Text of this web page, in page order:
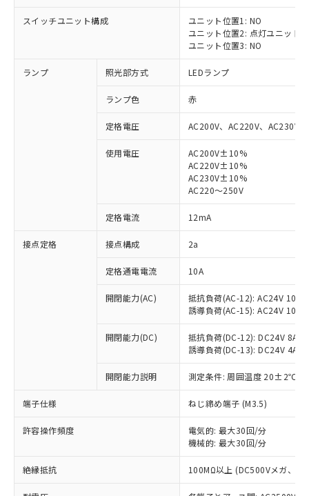
スイッチユニット構成
ユニット位置1: NO
ユニット位置2: 点灯ユニット
ユニット位置3: NO
ランプ 照光部方式 LEDランプ
ランプ色 赤
定格電圧 AC200V、AC220V、AC230V
使用電圧
AC200V±10%
AC220V±10%
AC230V±10%
AC220～250V
定格電流 12mA
接点定格 接点構成 2a
定格通電電流 10A
開閉能力(AC)
抵抗負荷(AC-12): AC24V 10A/
誘導負荷(AC-15): AC24V
開閉能力(DC)
抵抗負荷(DC-12): DC24V 8A/
誘導負荷(DC-13): DC24V 4A/
開閉能力説明 測定条件: 周囲温度 20±2℃、
端子仕様 ねじ締め端子 (M3.5)
許容操作頻度
電気的: 最大30回/分
機械的: 最大30回/分
絶縁抵抗 100MΩ以上 (DC500Vメガ、点
以下の条件をお読みいただき、同意のうえ
本サービスは、当社制御機器事業取扱
商品の当社在庫状況および標準価格
(税抜)を提供させていただくもので
本サービスの対象外となる商品もある
ことをご了承ください。
在庫状況および標準価格照会結果は、
記載している更新日時点での社内デー
タに基づき作成されるものであり、閲
覧された時点での実際の在庫および標
対応済み：EU RoHS指令（10物質）の
非含有に対応した製品が提供可能な商品で
対応予定：EU RoHS指令（10物質）の非含
有に対応した製品に切り替える予定のある
対応予定なし：EU RoHS指令（10物質）の
非含有に非対応の商品で、対応品を出す予
調査・確認中：EU RoHS指令（10物質）の
非含有の対応状況を調査中または確認中の
非該当品：ライセンス料など無形物で、有
害物質有無と関係のない商品です。
仕入先様の事情により、非含有部品として
いたものが、含有品と判明した場合などや
むを得ず変更することがあります。
鉛(Pb) 1000ppm以下、 水銀(Hg) 1000ppm以下、 カド
六価クロム(Cr(Ⅵ)) 1000ppm以下、ポリ臭化ビフェニル
※1 中国RoHS○×表
「○」：最大均質材料含有率が中国RoHSの
基準値以下であることを示します。
「×」：最大均質材料含有率が中国RoHSの
基準値を超えていることを示します。
「－」：未確認です。当社販売部門へお問
*中国RoHS10物質の基準値 (GB/T26572)：
Pb(鉛) :1000ppm、 Hg(水銀) : 1000ppm、 Cd(カドミウ
当社は、これら貴社製品のうち、外国
為替および外国貿易法に定める商品
（以下｢規制貨物等」という）を輸出
または国外への提供する場合は、日本
国政府の輸出許可(または役務取引許
可)を取得するなどの必要な手続きを